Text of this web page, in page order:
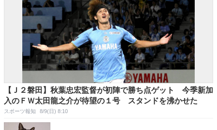
【Ｊ２磐田】秋葉忠宏監督が初陣で勝ち点ゲット 今季新加
入のＦＷ太田龍之介が待望の１号 スタンドを沸かせた
スポーツ報知 8/9(日) 8:10